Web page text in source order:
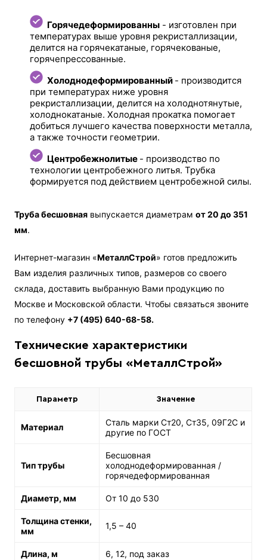
Горячедеформированны - изготовлен при
температурах выше уровня рекристаллизации,
делится на горячекатаные, горячекованые,
горячепрессованные.
Холоднодеформированный - производится
при температурах ниже уровня
рекристаллизации, делится на холоднотянутые,
холоднокатаные. Холодная прокатка помогает
добиться лучшего качества поверхности металла,
а также точности геометрии.
Центробежнолитые - производство по
технологии центробежного литья. Трубка
формируется под действием центробежной силы.
Труба бесшовная выпускается диаметрамот 20 до 351
мм.
Интернет-магазин «МеталлСтрой» готов предложить
Вам изделия различных типов, размеров со своего
склада, доставить выбранную Вами продукцию по
Москве и Московской области. Чтобы связаться звоните
по телефону +7 (495) 640-68-58.
Технические характеристики
бесшовной трубы «МеталлСтрой»
Параметр Значение
Материал
Сталь марки Ст20, Ст35, 09Г2С и
другие по ГОСТ
Тип трубы
Бесшовная
холоднодеформированная /
горячедеформированная
Диаметр, мм От 10 до 530
Толщина стенки,
мм
1,5 – 40
Длина, м 6, 12, под заказ